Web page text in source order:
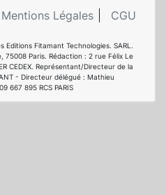
Mentions Légales CGU
Fitamant Technologies. SARL.
75008 Paris. Rédaction : 2 rue Félix Le
CEDEX. Représentant/Directeur de la
- Directeur délégué : Mathieu
667 895 RCS PARIS